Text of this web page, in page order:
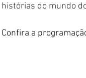
histórias do mundo
Confira a